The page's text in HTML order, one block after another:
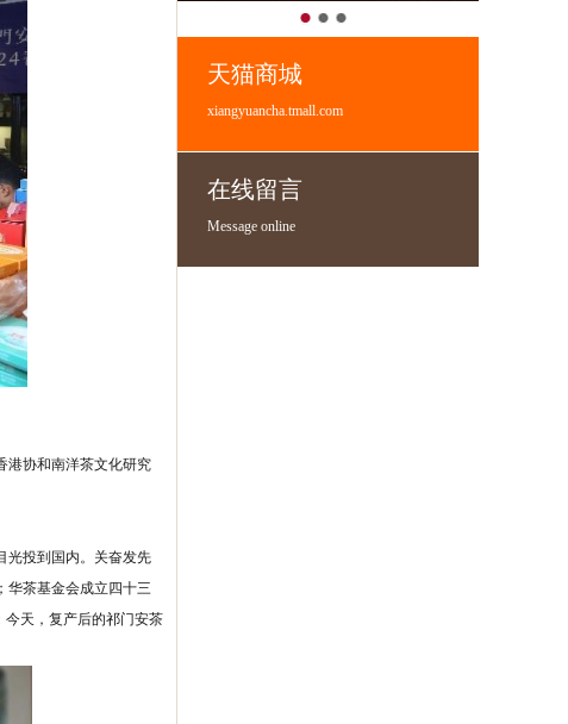
港协和南洋茶文化研究
光投到国内。关奋发先
华茶基金会成立四十三
今天，复产后的祁门安茶
天猫商城
xiangyuancha.tmall.com
在线留言
Message online